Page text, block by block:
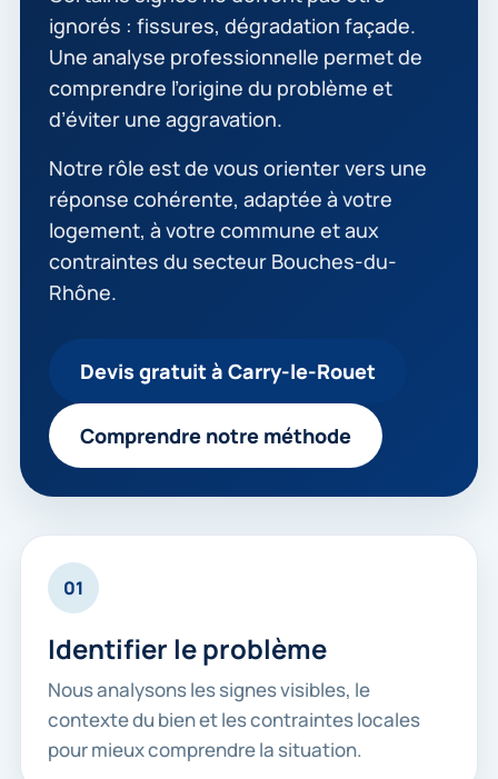
ignorés : fissures, dégradation façade.
Une analyse professionnelle permet de
comprendre l’origine du problème et
d’éviter une aggravation.
Notre rôle est de vous orienter vers une
réponse cohérente, adaptée à votre
logement, à votre commune et aux
contraintes du secteur Bouches-du-
Rhône.
Devis gratuit à Carry-le-Rouet
Comprendre notre méthode
01
Identifier le problème
Nous analysons les signes visibles, le
contexte du bien et les contraintes locales
pour mieux comprendre la situation.